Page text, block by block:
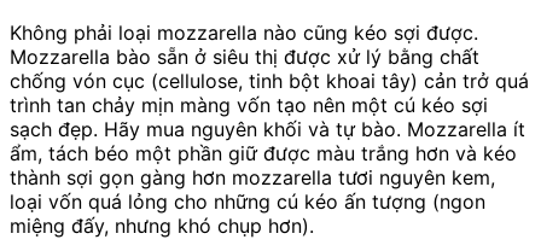
Không phải loại mozzarella nào cũng kéo sợi được.
Mozzarella bào sẵn ở siêu thị được xử lý bằng chất
chống vón cục (cellulose, tinh bột khoai tây) cản trở quá
trình tan chảy mịn màng vốn tạo nên một cú kéo sợi
sạch đẹp. Hãy mua nguyên khối và tự bào. Mozzarella ít
ẩm, tách béo một phần giữ được màu trắng hơn và kéo
thành sợi gọn gàng hơn mozzarella tươi nguyên kem,
loại vốn quá lỏng cho những cú kéo ấn tượng (ngon
miệng đấy, nhưng khó chụp hơn).